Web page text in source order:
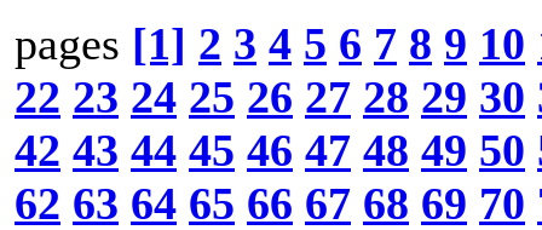
pages [1] 2 3 4 5 6 7 8 9 10
22 23 24 25 26 27 28 29 30
42 43 44 45 46 47 48 49 50
62 63 64 65 66 67 68 69 70